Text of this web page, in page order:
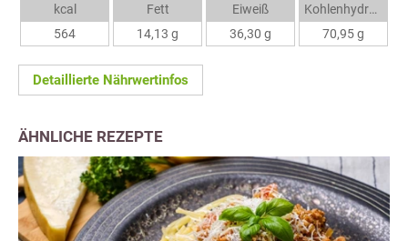
kcal
564
Fett
14,13 g
Eiweiß
36,30 g
Kohlenhydrate
70,95 g
Detaillierte Nährwertinfos
ÄHNLICHE REZEPTE